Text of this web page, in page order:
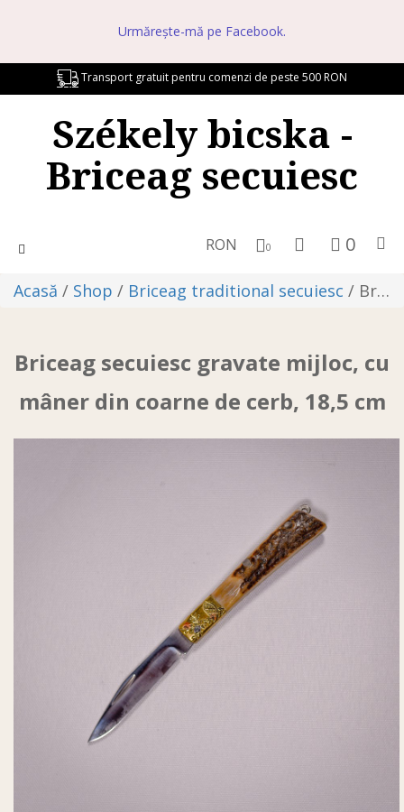
Urmărește-mă pe Facebook.
Transport gratuit pentru comenzi de peste 500 RON
Székely bicska -
Briceag secuiesc
Toggle
0
0
RON
Acasă / Shop / Briceag traditional secuiesc / Briceag secuiesc gravate mijloc, cu mâner din coarne de cerb, 18,5 cm
Briceag secuiesc gravate mijloc, cu
mâner din coarne de cerb, 18,5 cm